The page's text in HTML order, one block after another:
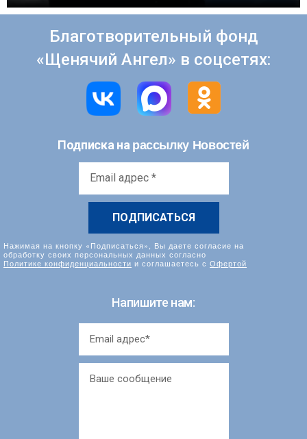
Благотворительный фонд
«Щенячий Ангел» в соцсетях:
Подписка на рассылку Новостей
Нажимая на кнопку «Подписаться», Вы даете согласие на
обработку своих персональных данных согласно
Политике конфиденциальности и соглашаетесь с Офертой
Напишите нам: